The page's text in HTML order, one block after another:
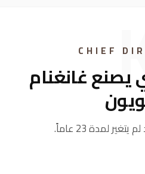
CHIEF
غانغنام
لمدة 23 عاماً.
CHIEF DIRECTOR